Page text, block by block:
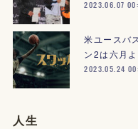
2023.06.07
米ユースバ
ン2は六月よ
2023.05.24
人生